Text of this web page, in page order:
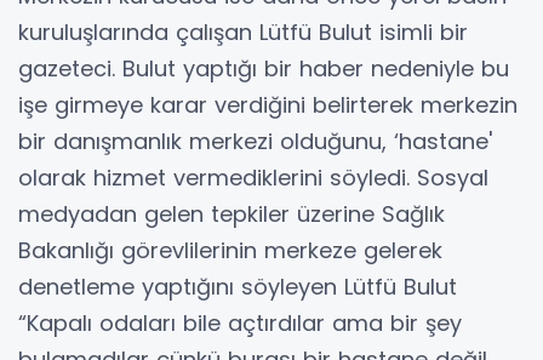
kuruluşlarında çalışan Lütfü Bulut isimli bir
gazeteci. Bulut yaptığı bir haber nedeniyle bu
işe girmeye karar verdiğini belirterek merkezin
bir danışmanlık merkezi olduğunu, ‘hastane'
olarak hizmet vermediklerini söyledi. Sosyal
medyadan gelen tepkiler üzerine Sağlık
Bakanlığı görevlilerinin merkeze gelerek
denetleme yaptığını söyleyen Lütfü Bulut
“Kapalı odaları bile açtırdılar ama bir şey